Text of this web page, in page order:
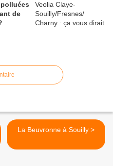
de
La Beuvronne à Souilly >